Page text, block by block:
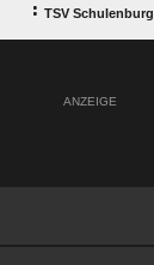
: TSV Schulenburg
ANZEIGE